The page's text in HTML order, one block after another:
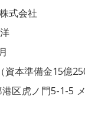
式会社
本準備金15億
区虎ノ門5-1-5